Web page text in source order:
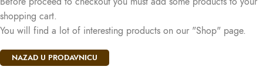
shopping cart.
You will find a lot of interesting products on our "Shop" page.
NAZAD U PRODAVNICU